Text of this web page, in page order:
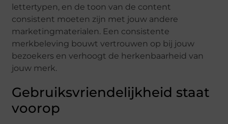
lettertypen, en de toon van de content
consistent moeten zijn met jouw andere
marketingmaterialen. Een consistente
merkbeleving bouwt vertrouwen op bij jouw
bezoekers en verhoogt de herkenbaarheid van
jouw merk.
Gebruiksvriendelijkheid staat
voorop